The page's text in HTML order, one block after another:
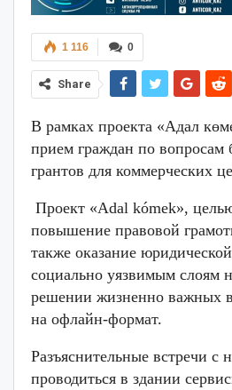
0
1 116
Share
В рамках проекта «Адал
прием граждан по вопросам
грантов для коммерческих
Проект «Adal kómek»,
повышение правовой
также оказание
социально уязвимым слоям
решении жизненно важных
на офлайн-формат.
Разъяснительные встречи с
проводиться в здании